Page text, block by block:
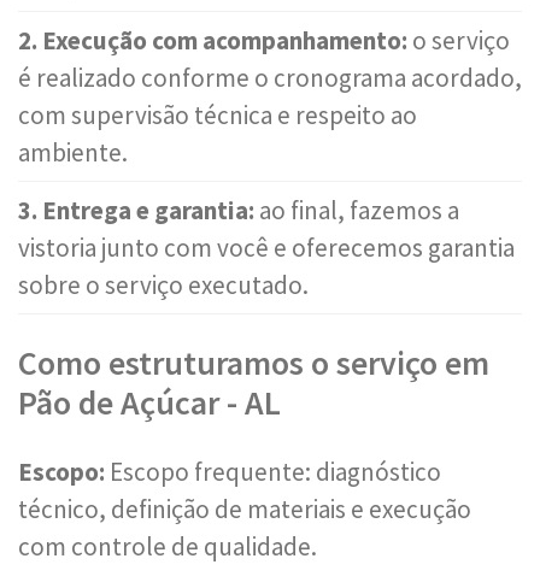
2. Execução com acompanhamento: o serviço
é realizado conforme o cronograma acordado,
com supervisão técnica e respeito ao
ambiente.
3. Entrega e garantia: ao final, fazemos a
vistoria junto com você e oferecemos garantia
sobre o serviço executado.
Como estruturamos o serviço em
Pão de Açúcar - AL
Escopo: Escopo frequente: diagnóstico
técnico, definição de materiais e execução
com controle de qualidade.